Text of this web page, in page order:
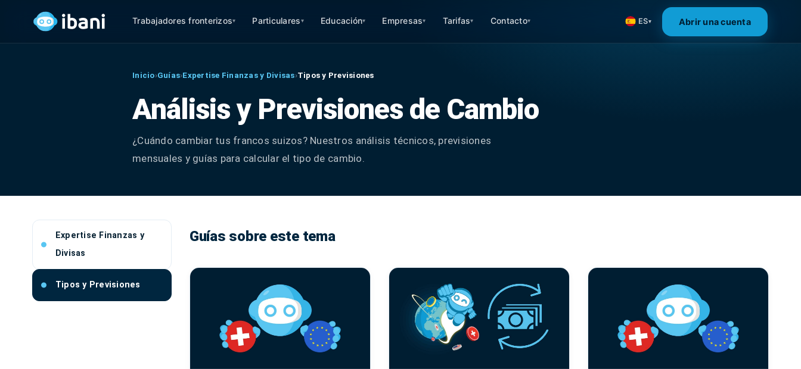
Trabajadores fronterizos▾ Particulares▾ Educación▾ Empresas▾ Tarifas▾ Contacto▾ ES▾ Abrir una cuenta
Inicio›Guías›Expertise Finanzas y Divisas›Tipos y Previsiones
Análisis y Previsiones de Cambio
¿Cuándo cambiar tus francos suizos? Nuestros análisis técnicos, previsiones
mensuales y guías para calcular el tipo de cambio.
Expertise Finanzas y
Divisas
Tipos y Previsiones
Guías sobre este tema